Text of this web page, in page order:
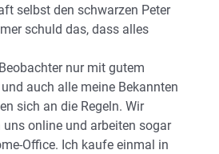
selbst den schwarzen Peter
schuld das, dass alles
nur mit gutem
auch alle meine Bekannten
sich an die Regeln. Wir
online und arbeiten sogar
Office. Ich kaufe einmal in